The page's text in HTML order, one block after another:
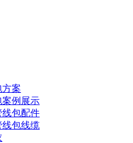
方案
案例展示
线包配件
线包线缆